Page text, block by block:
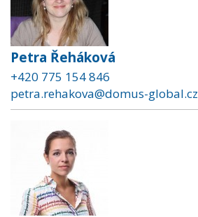
Petra Řeháková
+420 775 154 846
petra.rehakova@domus-global.cz